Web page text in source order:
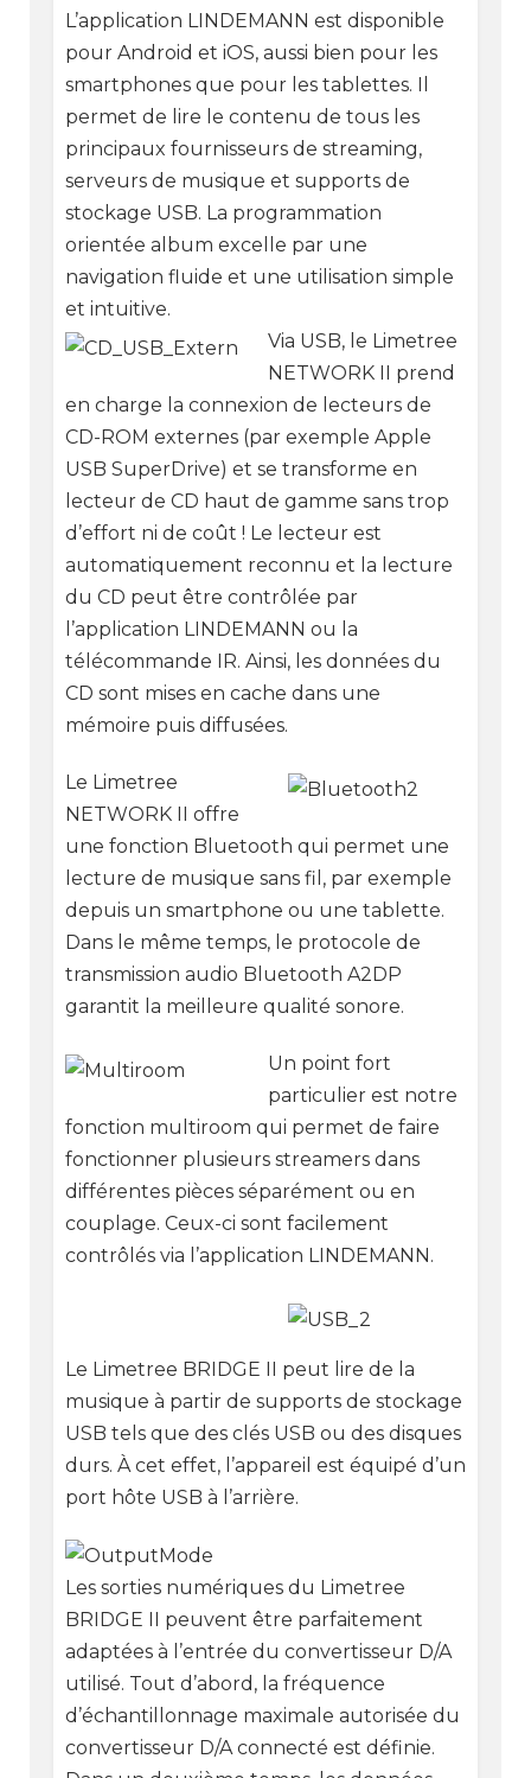
L’application LINDEMANN est disponible
pour Android et iOS, aussi bien pour les
smartphones que pour les tablettes. Il
permet de lire le contenu de tous les
principaux fournisseurs de streaming,
serveurs de musique et supports de
stockage USB. La programmation
orientée album excelle par une
navigation fluide et une utilisation simple
et intuitive.
Via USB, le Limetree
NETWORK II prend
en charge la connexion de lecteurs de
CD-ROM externes (par exemple Apple
USB SuperDrive) et se transforme en
lecteur de CD haut de gamme sans trop
d’effort ni de coût ! Le lecteur est
automatiquement reconnu et la lecture
du CD peut être contrôlée par
l’application LINDEMANN ou la
télécommande IR. Ainsi, les données du
CD sont mises en cache dans une
mémoire puis diffusées.
Le Limetree
NETWORK II offre
une fonction Bluetooth qui permet une
lecture de musique sans fil, par exemple
depuis un smartphone ou une tablette.
Dans le même temps, le protocole de
transmission audio Bluetooth A2DP
garantit la meilleure qualité sonore.
Un point fort
particulier est notre
fonction multiroom qui permet de faire
fonctionner plusieurs streamers dans
différentes pièces séparément ou en
couplage. Ceux-ci sont facilement
contrôlés via l’application LINDEMANN.
Le Limetree BRIDGE II peut lire de la
musique à partir de supports de stockage
USB tels que des clés USB ou des disques
durs. À cet effet, l’appareil est équipé d’un
port hôte USB à l’arrière.
Les sorties numériques du Limetree
BRIDGE II peuvent être parfaitement
adaptées à l’entrée du convertisseur D/A
utilisé. Tout d’abord, la fréquence
d’échantillonnage maximale autorisée du
convertisseur D/A connecté est définie.